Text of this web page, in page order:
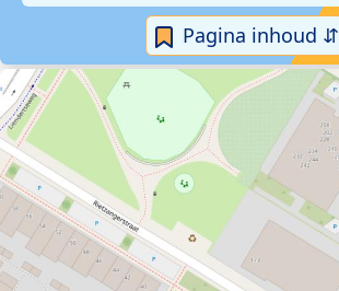
Pagina inhoud ⇵